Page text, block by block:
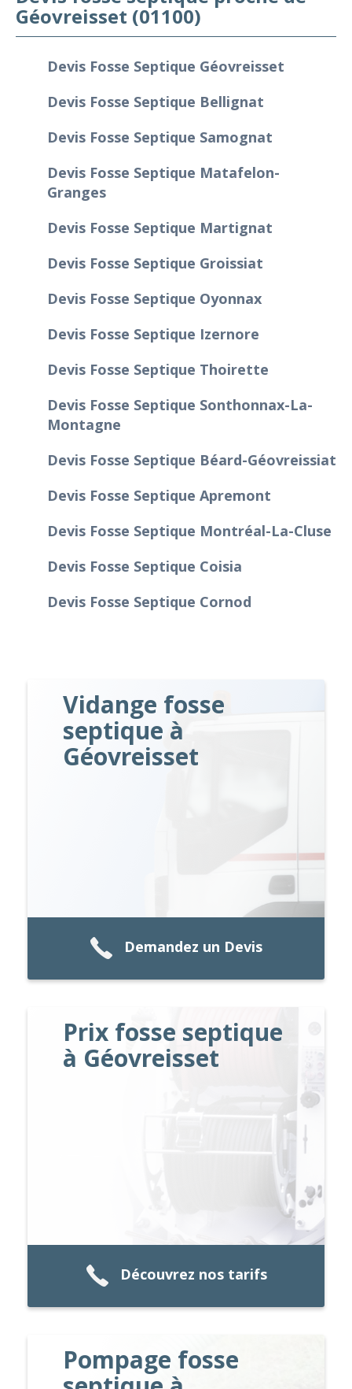
Géovreisset (01100)
Devis Fosse Septique Géovreisset
Devis Fosse Septique Bellignat
Devis Fosse Septique Samognat
Devis Fosse Septique Matafelon-
Granges
Devis Fosse Septique Martignat
Devis Fosse Septique Groissiat
Devis Fosse Septique Oyonnax
Devis Fosse Septique Izernore
Devis Fosse Septique Thoirette
Devis Fosse Septique Sonthonnax-La-
Montagne
Devis Fosse Septique Béard-Géovreissiat
Devis Fosse Septique Apremont
Devis Fosse Septique Montréal-La-Cluse
Devis Fosse Septique Coisia
Devis Fosse Septique Cornod
Vidange fosse
septique à
Géovreisset
Demandez un Devis
Prix fosse septique
à Géovreisset
Découvrez nos tarifs
Pompage fosse